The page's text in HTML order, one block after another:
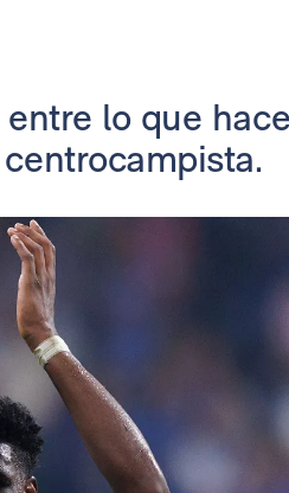
lo que